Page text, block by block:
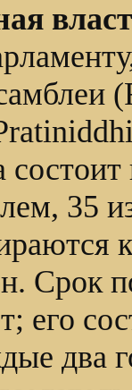
35
Срок
его
два